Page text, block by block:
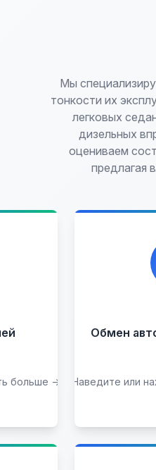
Мы
тонкости их
легковых
дизельных
оцениваем
предлагая
больше →
с
Обмен
Наведите или